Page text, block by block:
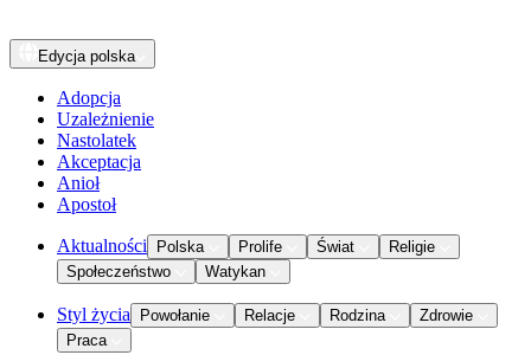
Edycja polska
Adopcja
Uzależnienie
Nastolatek
Akceptacja
Anioł
Apostoł
Aktualności Polska Prolife Świat
Religie
Społeczeństwo
Watykan
Styl życia Powołanie Relacje Rodzina
Zdrowie
Praca